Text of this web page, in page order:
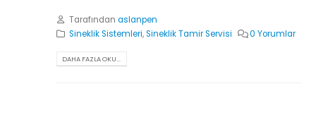
Tarafından aslanpen
Sineklik Sistemleri,Sineklik Tamir Servisi 0 Yorumlar
DAHA FAZLA OKU...